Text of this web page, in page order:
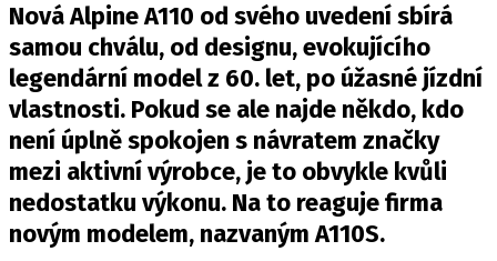
OSTATNÍ
TISKOVKY
ROZHOVORY
DAKAR
Z DOMOVA
ZE SVĚTA
MOTORSPORT
Nová Alpine A110 od svého uvedení sbírá
samou chválu, od designu, evokujícího
legendární model z 60. let, po úžasné jízdní
vlastnosti. Pokud se ale najde někdo, kdo
není úplně spokojen s návratem značky
mezi aktivní výrobce, je to obvykle kvůli
nedostatku výkonu. Na to reaguje firma
novým modelem, nazvaným A110S.